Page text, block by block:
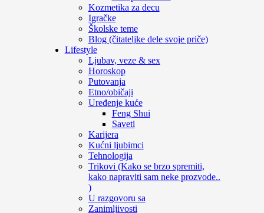
Kozmetika za decu
Igračke
Školske teme
Blog (čitateljke dele svoje priče)
Lifestyle
Ljubav, veze & sex
Horoskop
Putovanja
Etno/običaji
Uređenje kuće
Feng Shui
Saveti
Karijera
Kućni ljubimci
Tehnologija
Trikovi (Kako se brzo spremiti,
kako napraviti sam neke prozvode..
)
U razgovoru sa
Zanimljivosti